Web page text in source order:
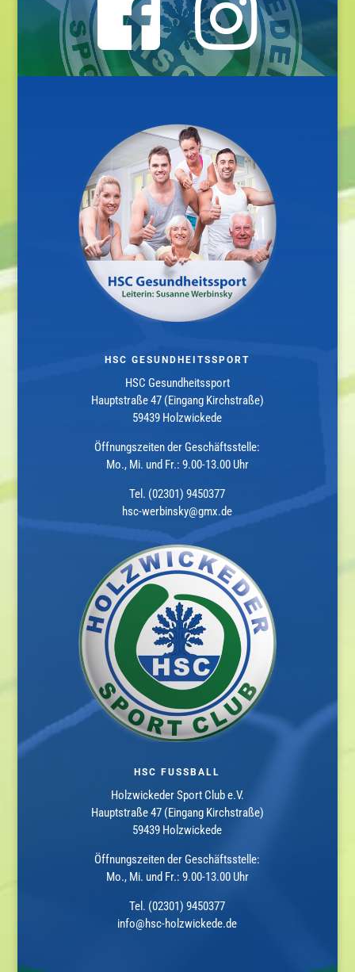
HSC GESUNDHEITSSPORT
HSC Gesundheitssport
Hauptstraße 47 (Eingang Kirchstraße)
59439 Holzwickede
Öffnungszeiten der Geschäftsstelle:
Mo., Mi. und Fr.: 9.00-13.00 Uhr
Tel. (02301) 9450377
hsc-werbinsky@gmx.de
HSC FUSSBALL
Holzwickeder Sport Club e.V.
Hauptstraße 47 (Eingang Kirchstraße)
59439 Holzwickede
Öffnungszeiten der Geschäftsstelle:
Mo., Mi. und Fr.: 9.00-13.00 Uhr
Tel. (02301) 9450377
info@hsc-holzwickede.de